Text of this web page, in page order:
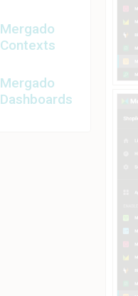
Mergado
Contexts
Mergado
Dashboards